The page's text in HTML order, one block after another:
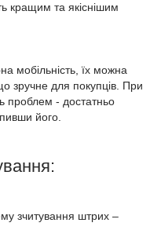
кращим та якіснішим
мобільність, їх можна
зручне для покупців. При
проблем - достатньо
його.
зчитування штрих –